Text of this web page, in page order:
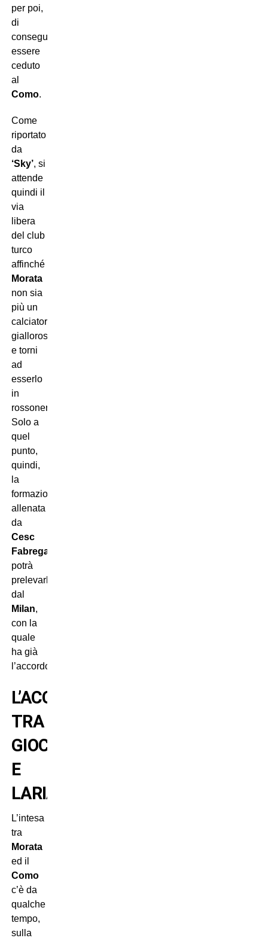
per poi,
di
conseguenza,
essere
ceduto
al
Como.
Come
riportato
da
‘Sky’, si
attende
quindi il
via
libera
del club
turco
affinché
Morata
non sia
più un
calciatore
giallorosso
e torni
ad
esserlo
in
rossonero.
Solo a
quel
punto,
quindi,
la
formazione
allenata
da
Cesc
Fabregas
potrà
prelevarlo
dal
Milan,
con la
quale
ha già
l’accordo.
L’ACCORDO
TRA
GIOCATORE
E
LARIANI
L’intesa
tra
Morata
ed il
Como
c’è da
qualche
tempo,
sulla